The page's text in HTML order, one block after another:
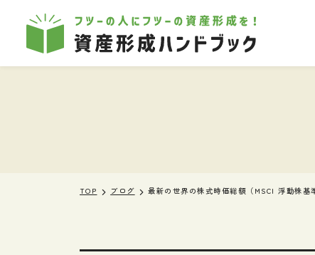
TOP ブログ 最新の世界の株式時価総額（MSCI 浮動株基